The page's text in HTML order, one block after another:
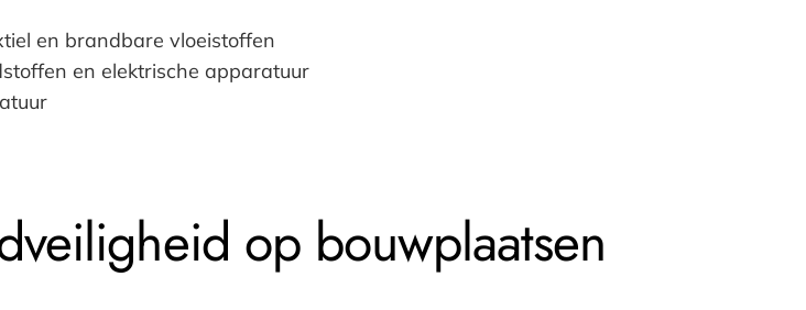
en brandbare vloeistoffen
en elektrische apparatuur
op bouwplaatsen